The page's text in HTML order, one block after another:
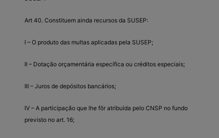
Art 40. Constituem ainda recursos da SUSEP:
I – O produto das multas aplicadas pela SUSEP;
II – Dotação orçamentária específica ou créditos especiais;
III – Juros de depósitos bancários;
IV – A participação que lhe fôr atribuída pelo CNSP no fundo
previsto no art. 16;